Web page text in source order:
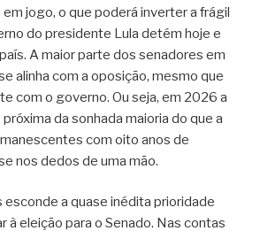
jogo, o que poderá inverter a frágil
do presidente Lula detém hoje e
A maior parte dos senadores em
alinha com a oposição, mesmo que
com o governo. Ou seja, em 2026 a
da sonhada maioria do que a
com oito anos de
nos dedos de uma mão.
esconde a quase inédita prioridade
à eleição para o Senado. Nas contas